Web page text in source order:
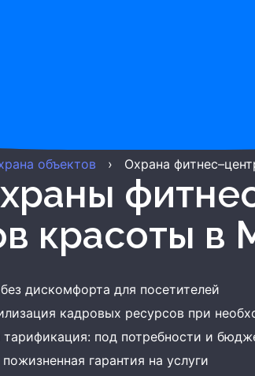
объектов › Охрана
красоты в
дискомфорта для посетителей
кадровых ресурсов при
тарификация: под потребности и
гарантия на услуги